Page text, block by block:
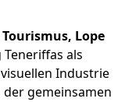
Lope
als
Industrie
gemeinsamen